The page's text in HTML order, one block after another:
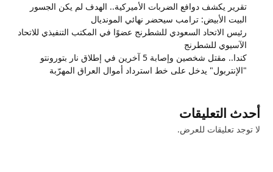
تقرير يكشف دوافع الضربات الأميركية.. الهدف لم يكن الجسور
البيت الأبيض: ترامب سيحضر نهائي المونديال
رئيس الاتحاد السعودي للشطرنج عضوًا في المكتب التنفيذي للاتحاد
الآسيوي للشطرنج
كندا.. مقتل شخصين وإصابة 5 آخرين في إطلاق نار بتورونتو
"الإنتربول" يدخل على خط استرداد أموال العراق المهرّبة
أحدث التعليقات
لا توجد تعليقات للعرض.